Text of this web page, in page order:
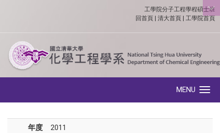
:::
工學院分子工程學程碩士班
回首頁
清大首頁 工學院首頁
MENU
年度 2011